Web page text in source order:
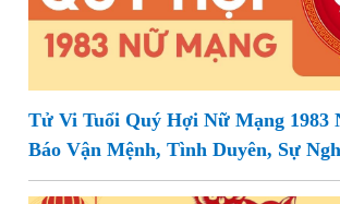
Tử Vi Tuổi Quý Hợi Nữ Mạng 1983
Báo Vận Mệnh, Tình Duyên, Sự